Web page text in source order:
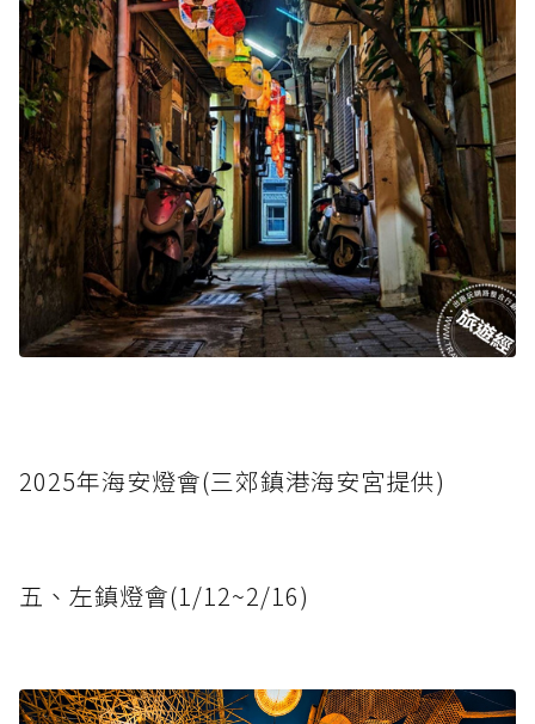
2025年海安燈會(三郊鎮港海安宮提供)
五、左鎮燈會(1/12~2/16)